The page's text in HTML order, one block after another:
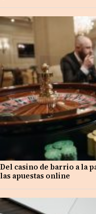
Del casino de barrio a la
las apuestas online